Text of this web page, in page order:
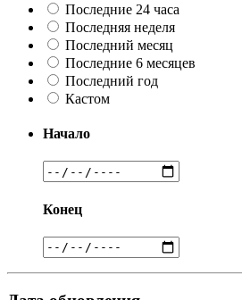
Последние 24 часа
Последняя неделя
Последний месяц
Последние 6 месяцев
Последний год
Кастом
Начало
Конец